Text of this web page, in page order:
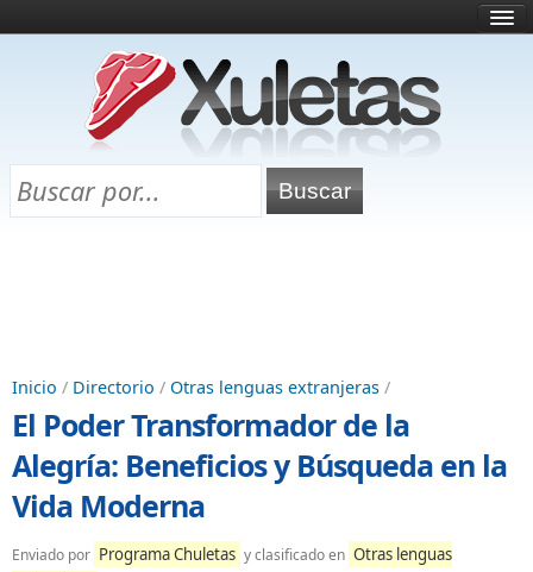
¿Qué es esto?
Directorio
Chuletas para exámenes
Inicio / Directorio / Otras lenguas extranjeras /
El Poder Transformador de la
Alegría: Beneficios y Búsqueda en la
Vida Moderna
Enviado por Programa Chuletas y clasificado en Otras lenguas